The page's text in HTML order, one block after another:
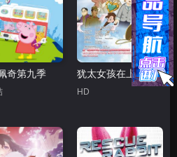
奇第九季 犹太女孩在上海
HD